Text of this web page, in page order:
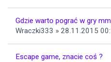
Gdzie warto pograć w gry
Wraczki333 » 28.11.2015
Escape game, znacie coś ?